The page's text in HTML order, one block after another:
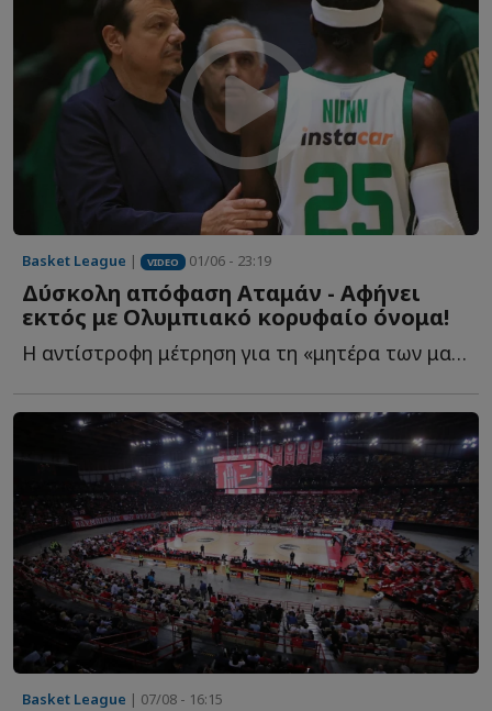
Basket League | VIDEO 01/06 - 23:19
Δύσκολη απόφαση Αταμάν - Αφήνει
εκτός με Ολυμπιακό κορυφαίο όνομα!
Η αντίστροφη μέτρηση για τη «μητέρα των μαχών» έχει ξ...
Basket League | 07/08 - 16:15